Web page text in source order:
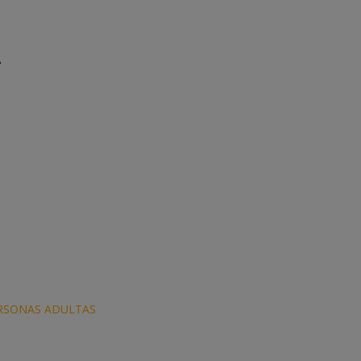
ADULTAS